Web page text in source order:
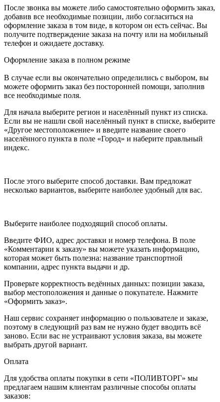
После звонка вы можете либо самостоятельно оформить заказ,
добавив все необходимые позиции, либо согласиться на
оформление заказа в том виде, в котором он есть сейчас. Вы
получите подтверждение заказа на почту или на мобильный
телефон и ожидаете доставку.
Оформление заказа в полном режиме
В случае если вы окончательно определились с выбором, вы
можете оформить заказ без посторонней помощи, заполнив
все необходимые поля.
Для начала выберите регион и населённый пункт из списка.
Если вы не нашли свой населённый пункт в списке, выберите
«Другое местоположение» и введите название своего
населённого пункта в поле «Город» и наберите правльный
индекс.
После этого выберите способ доставки. Вам предложат
несколько вариантов, выберите наиболее удобный для вас.
Выберите наиболее подходящий способ оплаты.
Введите ФИО, адрес доставки и номер телефона. В поле
«Комментарии к заказу» вы можете указать информацию,
которая может быть полезна: название транспортной
компании, адрес пункта выдачи и др.
Проверьте корректность ведённых данных: позиции заказа,
выбор местоположения и данные о покупателе. Нажмите
«Оформить заказ».
Наш сервис сохраняет информацию о пользователе и заказе,
поэтому в следующий раз вам не нужно будет вводить всё
заново. Если вас не устраивают условия заказа, вы можете
выбрать другой вариант.
Оплата
Для удобства оплаты покупки в сети «ПОЛИВТОРГ» мы
предлагаем нашим клиентам различные способы оплаты
заказов: